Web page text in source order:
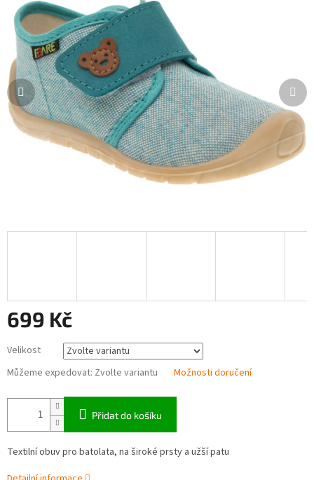
699 Kč
cena:
Velikost
Můžeme expedovat: Zvolte variantu Možnosti doručení
Přidat do košíku
Textilní obuv pro batolata, na široké prsty a užší patu